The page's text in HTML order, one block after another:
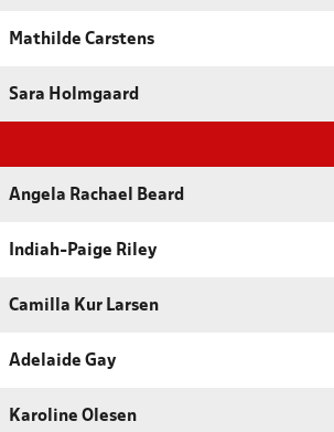
Mathilde Carstens
Sara Holmgaard
Angela Rachael Beard
Indiah-Paige Riley
Camilla Kur Larsen
Adelaide Gay
Karoline Olesen